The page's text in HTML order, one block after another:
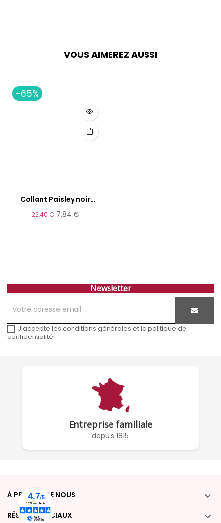
VOUS AIMEREZ AUSSI
-65%
Collant Paisley noir
OROBLU
22,40 € 7,84 €
Newsletter
J'accepte les conditions générales et la politique de
confidentialité
Entreprise familiale
depuis 1815
À PROPOS DE NOUS 
RÉSEAUX SOCIAUX 